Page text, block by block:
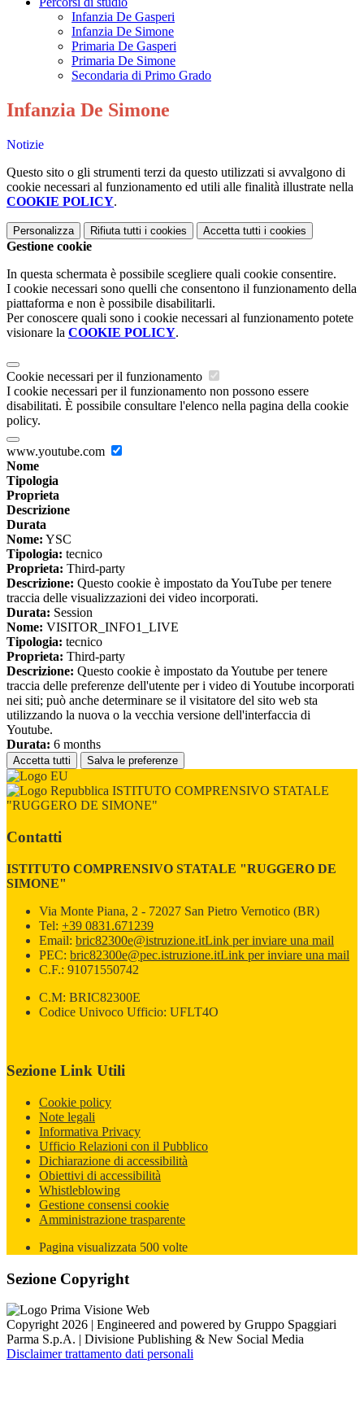
Infanzia De Gasperi
Infanzia De Simone
Primaria De Gasperi
Primaria De Simone
Secondaria di Primo Grado
Infanzia De Simone
Notizie
Questo sito o gli strumenti terzi da questo utilizzati si avvalgono di
cookie necessari al funzionamento ed utili alle finalità illustrate nella
COOKIE POLICY.
Personalizza Rifiuta tutti i cookies Accetta tutti i cookies
Gestione cookie
In questa schermata è possibile scegliere quali cookie consentire.
I cookie necessari sono quelli che consentono il funzionamento della
piattaforma e non è possibile disabilitarli.
Per conoscere quali sono i cookie necessari al funzionamento potete
visionare la COOKIE POLICY.
Cookie necessari per il funzionamento
I cookie necessari per il funzionamento non possono essere
disabilitati. È possibile consultare l'elenco nella pagina della cookie
policy.
www.youtube.com
Nome
Tipologia
Proprieta
Descrizione
Durata
Nome: YSC
Tipologia: tecnico
Proprieta: Third-party
Descrizione: Questo cookie è impostato da YouTube per tenere
traccia delle visualizzazioni dei video incorporati.
Durata: Session
Nome: VISITOR_INFO1_LIVE
Tipologia: tecnico
Proprieta: Third-party
Descrizione: Questo cookie è impostato da Youtube per tenere
traccia delle preferenze dell'utente per i video di Youtube incorporati
nei siti; può anche determinare se il visitatore del sito web sta
utilizzando la nuova o la vecchia versione dell'interfaccia di
Youtube.
Durata: 6 months
Accetta tutti Salva le preferenze
ISTITUTO COMPRENSIVO STATALE
"RUGGERO DE SIMONE"
Contatti
ISTITUTO COMPRENSIVO STATALE "RUGGERO DE
SIMONE"
Via Monte Piana, 2 - 72027 San Pietro Vernotico (BR)
Tel: +39 0831.671239
Email: bric82300e@istruzione.itLink per inviare una mail
PEC: bric82300e@pec.istruzione.itLink per inviare una mail
C.F.: 91071550742
C.M: BRIC82300E
Codice Univoco Ufficio: UFLT4O
Sezione Link Utili
Cookie policy
Note legali
Informativa Privacy
Ufficio Relazioni con il Pubblico
Dichiarazione di accessibilità
Obiettivi di accessibilità
Whistleblowing
Gestione consensi cookie
Amministrazione trasparente
Pagina visualizzata 500 volte
Sezione Copyright
Copyright 2026 | Engineered and powered by Gruppo Spaggiari
Parma S.p.A. | Divisione Publishing & New Social Media
Disclaimer trattamento dati personali